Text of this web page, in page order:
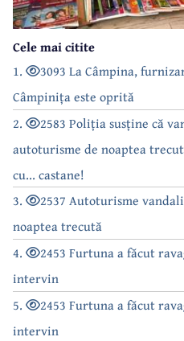
Cele mai citite
1.
3093 La Câmpina,
Câmpinița este oprită
2.
2583 Poliția susține că
autoturisme de noaptea
cu... castane!
3.
2537 Autoturisme
noaptea trecută
4.
2453 Furtuna a făcut
intervin
5.
2453 Furtuna a făcut
intervin